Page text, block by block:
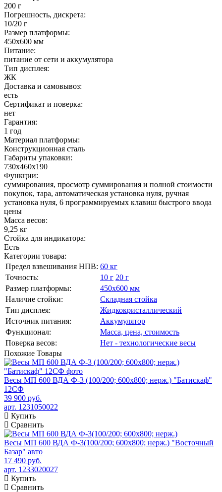
200 г
Погрешность, дискрета:
10/20 г
Размер платформы:
450х600 мм
Питание:
питание от сети и аккумулятора
Тип дисплея:
ЖК
Доставка и самовывоз:
есть
Сертификат и поверка:
нет
Гарантия:
1 год
Материал платформы:
Конструкционная сталь
Габариты упаковки:
730х460х190
Функции:
суммирования, просмотр суммирования и полной стоимости
покупок, тара, автоматическая установка нуля, ручная
установка нуля, 6 программируемых клавиш быстрого ввода
цены
Масса весов:
9,25 кг
Стойка для индикатора:
Есть
Категории товара:
Предел взвешивания НПВ: 60 кг
Точность:
10 г 20 г
Размер платформы:
450х600 мм
Наличие стойки:
Складная стойка
Тип дисплея:
Жидкокристаллический
Источник питания:
Аккумулятор
Функционал:
Масса, цена, стоимость
Поверка весов:
Нет - технологические весы
Похожие Товары
Весы МП 600 ВДА Ф-3 (100/200; 600х800; нерж.) "Батискаф"
12СФ
39 900 руб.
арт. 1231050022
Купить
Сравнить
Весы МП 600 ВДА Ф-3(100/200; 600х800; нерж.) "Восточный
Базар" авто
17 490 руб.
арт. 1233020027
Купить
Сравнить